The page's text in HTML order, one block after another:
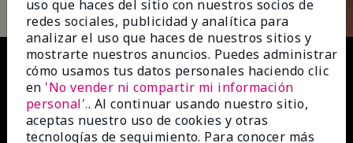
Video
uso que haces del sitio con nuestros socios de
redes sociales, publicidad y analítica para
analizar el uso que haces de nuestros sitios y
mostrarte nuestros anuncios. Puedes administrar
cómo usamos tus datos personales haciendo clic
en 'No vender ni compartir mi información
personal'.. Al continuar usando nuestro sitio,
aceptas nuestro uso de cookies y otras
tecnologías de seguimiento. Para conocer más